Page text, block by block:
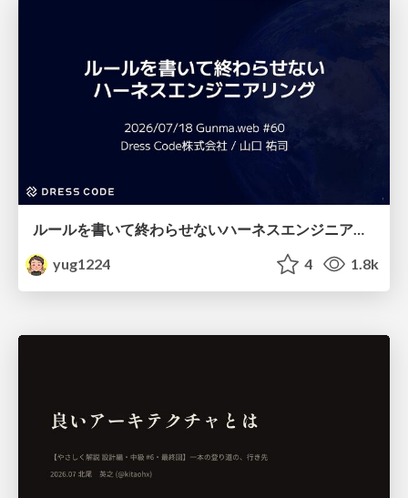
ルールを書いて終わらせないハーネスエンジニアリング
yug1224
4 1.8k